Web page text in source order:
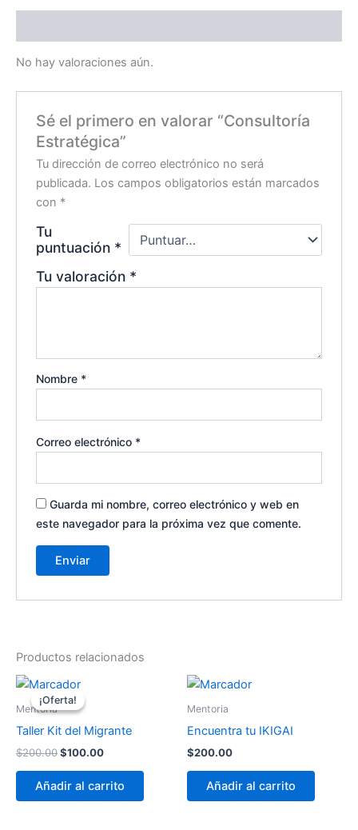
No hay valoraciones aún.
Sé el primero en valorar “Consultoría
Estratégica”
Tu dirección de correo electrónico no será
publicada. Los campos obligatorios están marcados
con *
Tu
puntuación *
Tu valoración *
Nombre *
Correo electrónico *
Guarda mi nombre, correo electrónico y web en
este navegador para la próxima vez que comente.
Productos relacionados
¡Oferta!
¡Oferta!
Mentoria
Taller Kit del Migrante
$200.00
El
precio
original
$200.00.
$100.00
$100.00.
Añadir al carrito
Mentoria
Encuentra tu IKIGAI
$200.00
Añadir al carrito